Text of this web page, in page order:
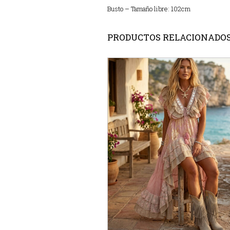
Busto – Tamaño libre: 102cm
PRODUCTOS